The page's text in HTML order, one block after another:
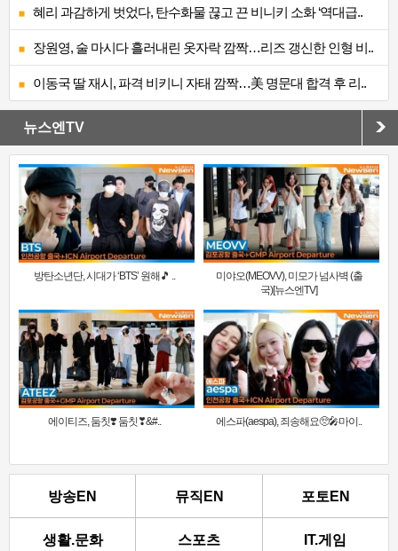
혜리 과감하게 벗었다, 탄수화물 끊고 끈 비니키 소화 ‘역대급..
장원영, 술 마시다 흘러내린 옷자락 깜짝…리즈 갱신한 인형 비..
이동국 딸 재시, 파격 비키니 자태 깜짝…美 명문대 합격 후 리..
뉴스엔TV
방탄소년단, 시대가 ‘BTS’ 원해🎵 ..
미야오(MEOVV), 미모가 넘사벽 (출
국)[뉴스엔TV]
에이티즈, 둠칫❣️ 둠칫❣&#.. 에스파(aespa), 죄송해요🥺🎤마이..
방송EN 뮤직EN 포토EN
생활.문화 스포츠 IT.게임